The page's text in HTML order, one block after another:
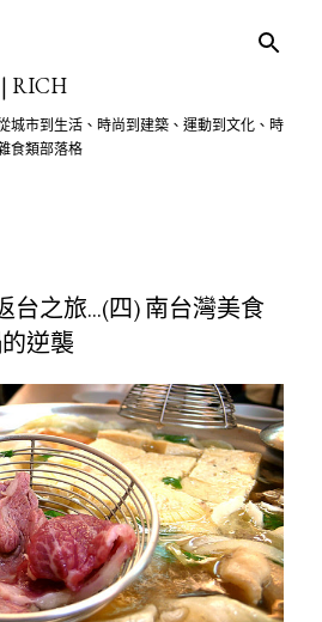
RICH
城市到生活、時尚到建築、運動到文化、時
食類部落格
台之旅...(四) 南台灣美食
逆襲